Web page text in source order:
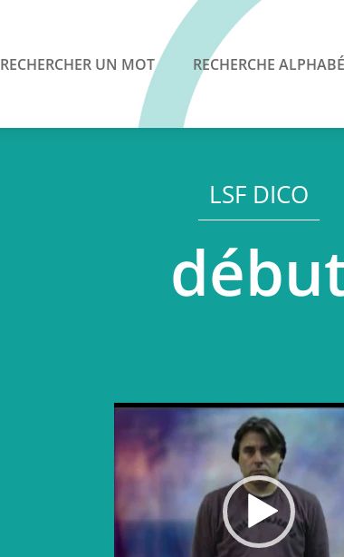
RECHERCHER UN MOT RECHERCHE
LSF DICO
Lecteur
vidéo